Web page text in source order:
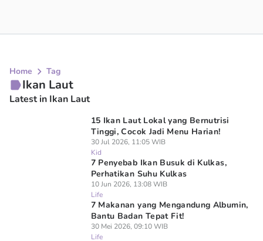
Home Tag
Ikan Laut
Latest in Ikan Laut
15 Ikan Laut Lokal yang Bernutrisi
Tinggi, Cocok Jadi Menu Harian!
30 Jul 2026, 11:05 WIB
Kid
7 Penyebab Ikan Busuk di Kulkas,
Perhatikan Suhu Kulkas
10 Jun 2026, 13:08 WIB
Life
7 Makanan yang Mengandung Albumin,
Bantu Badan Tepat Fit!
30 Mei 2026, 09:10 WIB
Life